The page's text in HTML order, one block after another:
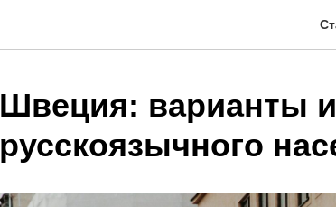
Швеция: варианты
русскоязычного